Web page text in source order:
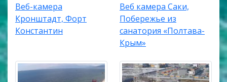
Веб-камера
Кронштадт, Форт
Константин
Веб камера Саки,
Побережье из
санатория «Полтава-
Крым»